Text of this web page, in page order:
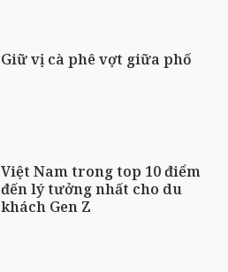
Giữ vị cà phê vợt giữa phố
Việt Nam trong top 10 điểm
đến lý tưởng nhất cho du
khách Gen Z